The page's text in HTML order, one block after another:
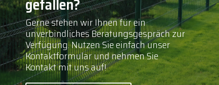
gefallen?
Gerne stehen wir Ihnen für ein
unverbindliches Beratungsgespräch zur
Verfügung. Nutzen Sie einfach unser
Kontaktformular und nehmen Sie
Kontakt mit uns auf!